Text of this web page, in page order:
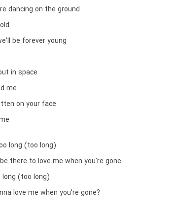
dancing on the ground
be forever young
in space
me
on your face
long (too long)
there to love me when you’re gone
long (too long)
love me when you’re gone?